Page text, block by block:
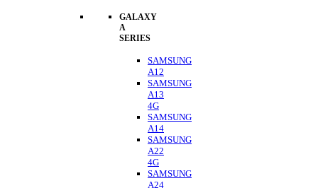
GALAXY
A
SERIES
SAMSUNG
A12
SAMSUNG
A13
4G
SAMSUNG
A14
SAMSUNG
A22
4G
SAMSUNG
A24